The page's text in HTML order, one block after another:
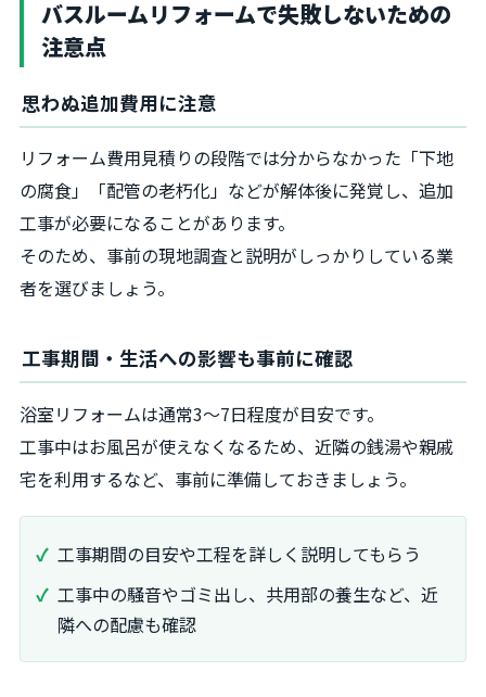
バスルームリフォームで失敗しないための
注意点
思わぬ追加費用に注意
リフォーム費用見積りの段階では分からなかった「下地
の腐食」「配管の老朽化」などが解体後に発覚し、追加
工事が必要になることがあります。
そのため、事前の現地調査と説明がしっかりしている業
者を選びましょう。
工事期間・生活への影響も事前に確認
浴室リフォームは通常3～7日程度が目安です。
工事中はお風呂が使えなくなるため、近隣の銭湯や親戚
宅を利用するなど、事前に準備しておきましょう。
工事期間の目安や工程を詳しく説明してもらう
工事中の騒音やゴミ出し、共用部の養生など、近
隣への配慮も確認